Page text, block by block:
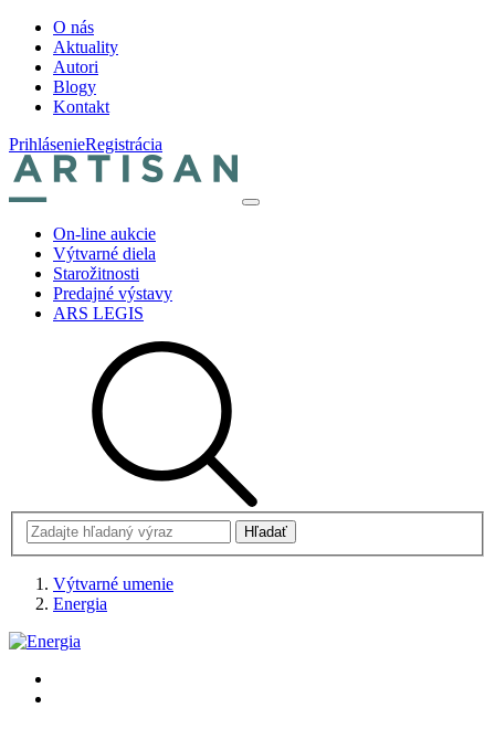
O nás
Aktuality
Autori
Blogy
Kontakt
PrihlásenieRegistrácia
On-line aukcie
Výtvarné diela
Starožitnosti
Predajné výstavy
ARS LEGIS
Výtvarné umenie
Energia